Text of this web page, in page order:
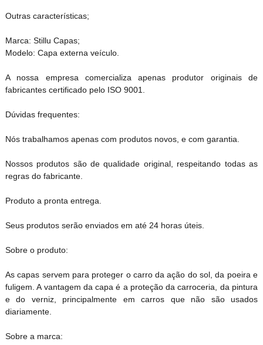
Outras características;
Marca: Stillu Capas;
Modelo: Capa externa veículo.
A nossa empresa comercializa apenas produtor originais de
fabricantes certificado pelo ISO 9001.
Dúvidas frequentes:
Nós trabalhamos apenas com produtos novos, e com garantia.
Nossos produtos são de qualidade original, respeitando todas as
regras do fabricante.
Produto a pronta entrega.
Seus produtos serão enviados em até 24 horas úteis.
Sobre o produto:
As capas servem para proteger o carro da ação do sol, da poeira e
fuligem. A vantagem da capa é a proteção da carroceria, da pintura
e do verniz, principalmente em carros que não são usados
diariamente.
Sobre a marca: